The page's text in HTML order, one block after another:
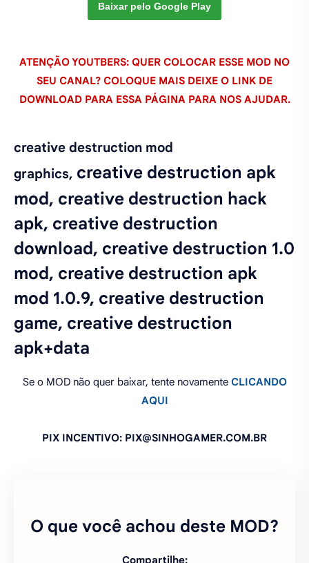
Baixar pelo Google Play
ATENÇÃO YOUTBERS: QUER COLOCAR ESSE MOD NO
SEU CANAL? COLOQUE MAIS DEIXE O LINK DE
DOWNLOAD PARA ESSA PÁGINA PARA NOS AJUDAR.
creative destruction mod
graphics, creative destruction apk
mod, creative destruction hack
apk, creative destruction
download, creative destruction 1.0
mod, creative destruction apk
mod 1.0.9, creative destruction
game, creative destruction
apk+data
Se o MOD não quer baixar, tente novamente CLICANDO
AQUI
PIX INCENTIVO: PIX@SINHOGAMER.COM.BR
O que você achou deste MOD?
Compartilhe: